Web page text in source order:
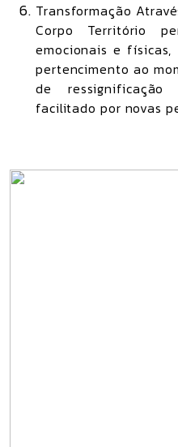
Transformação
Corpo Território
emocionais e
pertencimento ao
de
facilitado por novas